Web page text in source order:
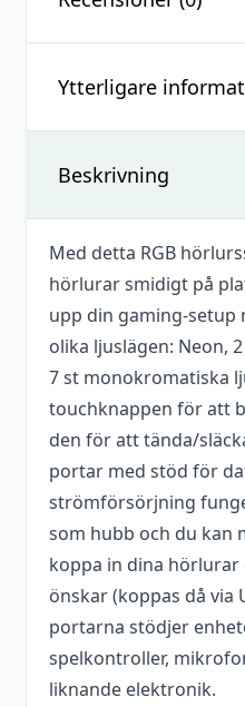
Beskrivning
Med detta RGB
hörlurar smidigt på
upp din gaming-setup
olika ljuslägen: Neon,
7 st monokromatiska
touchknappen för att
den för att tända/
portar med stöd för
strömförsörjning
som hubb och du kan
koppa in dina
önskar (koppas då via
portarna stödjer
spelkontroller,
liknande elektronik.
Ytterligare
Vikt
Dimensioner
Mått
Drivs med
Recensioner
Det finns inga
Bli först med att
RGB”
Du måste vara
recension.